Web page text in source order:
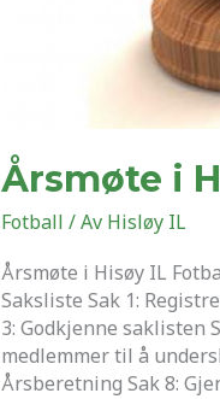
Årsmøte i
Fotball / Av Hisløy IL
Årsmøte i Hisøy IL
Saksliste Sak 1:
3: Godkjenne saklisten
medlemmer til å
Årsberetning Sak 8: